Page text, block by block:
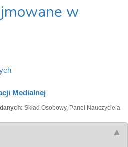
w
Medialnej
Skład Osobowy, Panel Nauczyciela